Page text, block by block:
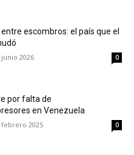
escombros: el país que el
junio 2026 0
por falta de
en Venezuela
febrero 2025 0